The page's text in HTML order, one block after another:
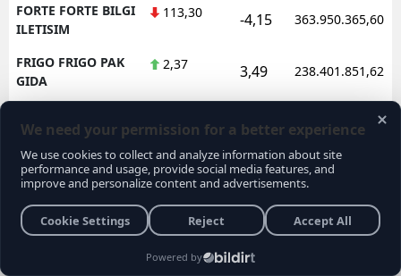
FORTE FORTE BILGI
ILETISIM
113,30 -4,15 363.950.365,60
FRIGO FRIGO PAK
GIDA
2,37 3,49 238.401.851,62
PLASTIK VE METAL
1,48 92.565.525,00
FROTO FORD
OTOSAN
78,10 -0,64 1.602.362.688,95
FZLGY FUZUL
GMYO
10,36 -4,43 172.638.488,80